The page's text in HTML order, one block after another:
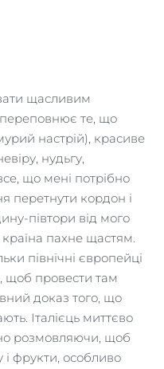
щасливим
те, що
настрій), красиве
нудьгу,
що мені потрібно
перетнути кордон і
півтори від мого
пахне щастям.
північні європейці
щоб провести там
доказ того, що
Італієць миттєво
розмовляючи, щоб
і фрукти, особливо